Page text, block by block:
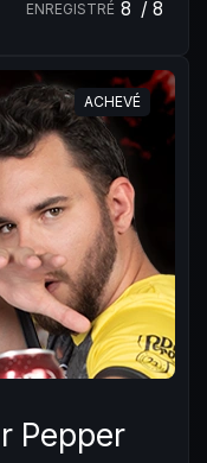
ENREGISTRÉ 8 / 8
ACHEVÉ
Pepper